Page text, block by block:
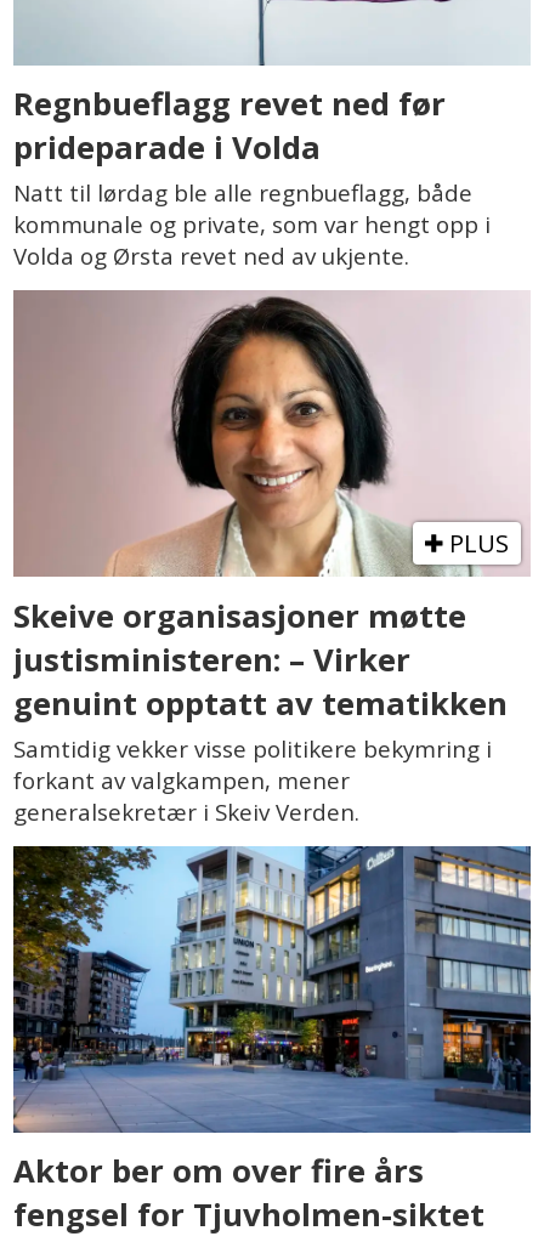
Regnbueflagg revet ned før
prideparade i Volda
Natt til lørdag ble alle regnbueflagg, både
kommunale og private, som var hengt opp i
Volda og Ørsta revet ned av ukjente.
PLUS
Skeive organisasjoner møtte
justisministeren: – Virker
genuint opptatt av tematikken
Samtidig vekker visse politikere bekymring i
forkant av valgkampen, mener
generalsekretær i Skeiv Verden.
Aktor ber om over fire års
fengsel for Tjuvholmen-siktet